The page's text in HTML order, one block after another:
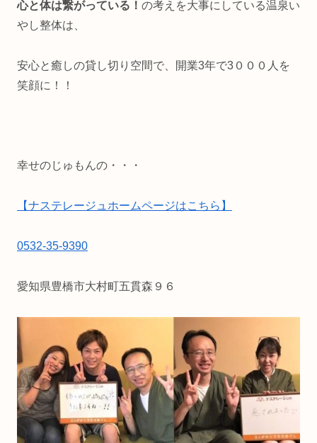
心と体は繋がっている！ の考えを大事にしている温泉い
やし整体は、
安心と癒しの貸し切り空間で、開業3年で3０００人を
笑顔に！！
幸せのじゅもんの・・・
【ナステレージュホームページはこちら】
0532-35-9390
愛知県豊橋市大村町五貫森９６